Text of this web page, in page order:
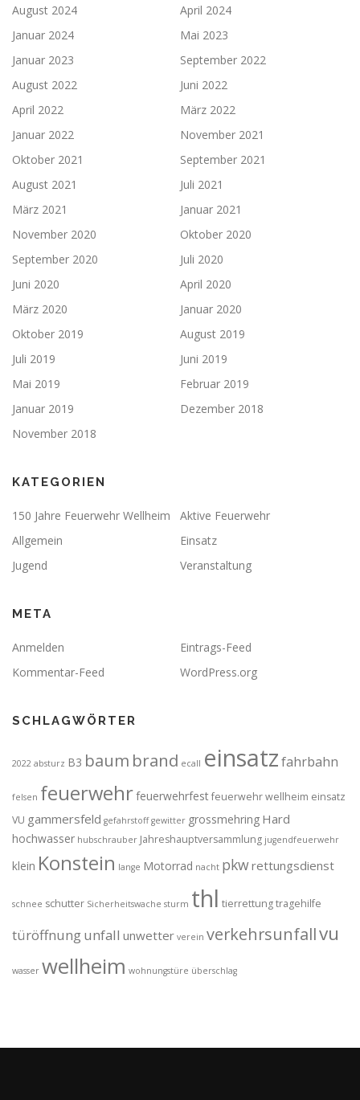
August 2024
April 2024
Januar 2024
Mai 2023
Januar 2023
September 2022
August 2022
Juni 2022
April 2022
März 2022
Januar 2022
November 2021
Oktober 2021
September 2021
August 2021
Juli 2021
März 2021
Januar 2021
November 2020
Oktober 2020
September 2020
Juli 2020
Juni 2020
April 2020
März 2020
Januar 2020
Oktober 2019
August 2019
Juli 2019
Juni 2019
Mai 2019
Februar 2019
Januar 2019
Dezember 2018
November 2018
KATEGORIEN
150 Jahre Feuerwehr Wellheim
Aktive Feuerwehr
Allgemein
Einsatz
Jugend
Veranstaltung
META
Anmelden
Eintrags-Feed
Kommentar-Feed
WordPress.org
SCHLAGWÖRTER
2022 absturz B3 baum brand ecall einsatzfahrbahn
felsen feuerwehrfeuerwehrfest feuerwehr wellheim einsatz
VU gammersfeld gefahrstoff gewitter grossmehring Hard
hochwasser hubschrauber Jahreshauptversammlung jugendfeuerwehr
klein Konstein lange Motorrad nacht pkwrettungsdienst
schnee schutter Sicherheitswache sturm thl tierrettungtragehilfe
türöffnungunfall unwetter verein verkehrsunfallvu
wasser wellheim wohnungstüre überschlag